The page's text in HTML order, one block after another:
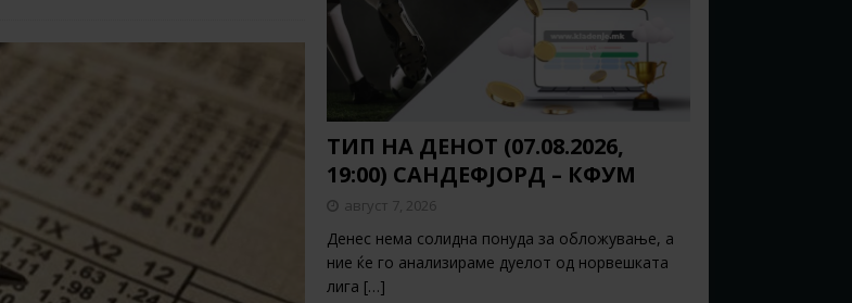
ТИП НА ДЕНОТ (07.08.2026,
19:00) САНДЕФЈОРД – КФУМ
август 7, 2026
Денес нема солидна понуда за обложување, а
ние ќе го анализираме дуелот од норвешката
лига […]